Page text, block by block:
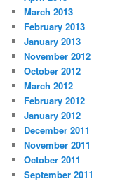
March 2013
February 2013
January 2013
November 2012
October 2012
March 2012
February 2012
January 2012
December 2011
November 2011
October 2011
September 2011